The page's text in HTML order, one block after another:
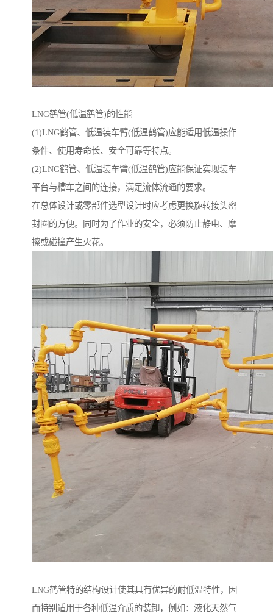
LNG鹤管(低温鹤管)的性能
(1)LNG鹤管、低温装车臂(低温鹤管)应能适用低温操作
条件、使用寿命长、安全可靠等特点。
(2)LNG鹤管、低温装车臂(低温鹤管)应能保证实现装车
平台与槽车之间的连接，满足流体流通的要求。
在总体设计或零部件选型设计时应考虑更换旋转接头密
封圈的方便。同时为了作业的安全，必须防止静电、摩
擦或碰撞产生火花。
LNG鹤管特的结构设计使其具有优异的耐低温特性，因
而特别适用于各种低温介质的装卸，例如：液化天然气